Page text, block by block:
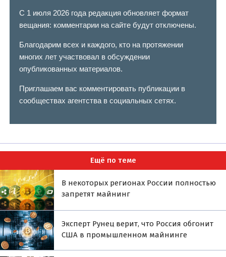
С 1 июля 2026 года редакция обновляет формат
вещания: комментарии на сайте будут отключены.
Благодарим всех и каждого, кто на протяжении
многих лет участвовал в обсуждении
опубликованных материалов.
Приглашаем вас комментировать публикации в
сообществах агентства в социальных сетях.
Ещё по теме
В некоторых регионах России полностью
запретят майнинг
Эксперт Рунец верит, что Россия обгонит
США в промышленном майнинге